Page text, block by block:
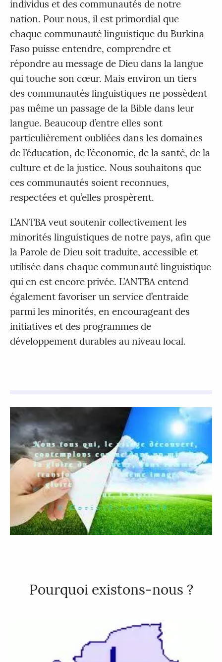
individus et des communautés de notre
nation. Pour nous, il est primordial que
chaque communauté linguistique du Burkina
Faso puisse entendre, comprendre et
répondre au message de Dieu dans la langue
qui touche son cœur. Mais environ un tiers
des communautés linguistiques ne possèdent
pas même un passage de la Bible dans leur
langue. Beaucoup d’entre elles sont
particulièrement oubliées dans les domaines
de l’éducation, de l’économie, de la santé, de la
culture et de la justice. Nous souhaitons que
ces communautés soient reconnues,
respectées et qu’elles prospèrent.
L’ANTBA veut soutenir collectivement les
minorités linguistiques de notre pays, afin que
la Parole de Dieu soit traduite, accessible et
utilisée dans chaque communauté linguistique
qui en est encore privée. L’ANTBA entend
également favoriser un service d’entraide
parmi les minorités, en encourageant des
initiatives et des programmes de
développement durables au niveau local.
Pourquoi existons-nous ?